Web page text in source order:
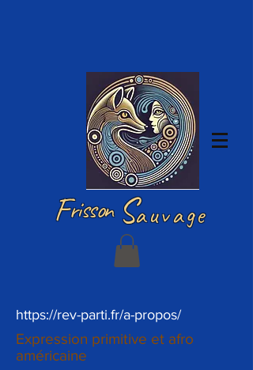
Frisson auvage
Iniciar sesión
S
https://rev-parti.fr/a-propos/
Expression primitive et afro
américaine